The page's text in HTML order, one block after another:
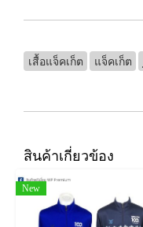
เสื้อแจ็คเก็ต แจ็คเก็ต
สินค้าเกี่ยวข้อง
New